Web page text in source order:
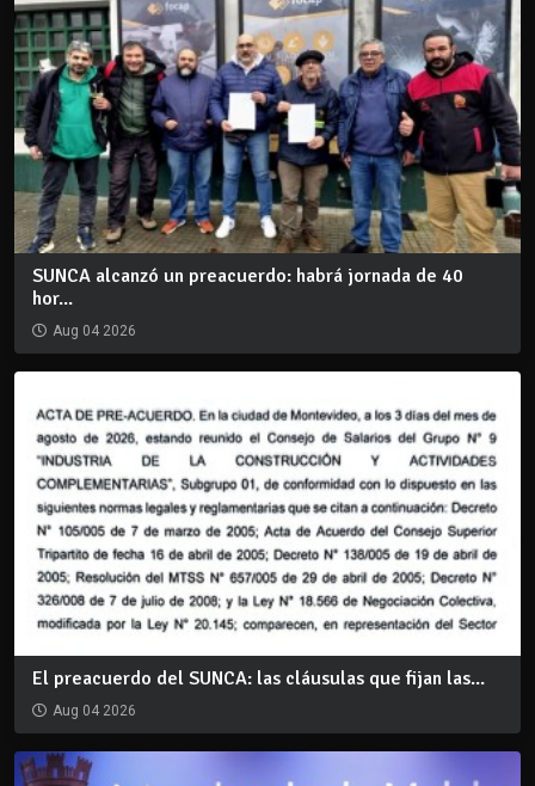
SUNCA alcanzó un preacuerdo: habrá jornada de 40
hor...
Aug 04 2026
El preacuerdo del SUNCA: las cláusulas que fijan las...
Aug 04 2026